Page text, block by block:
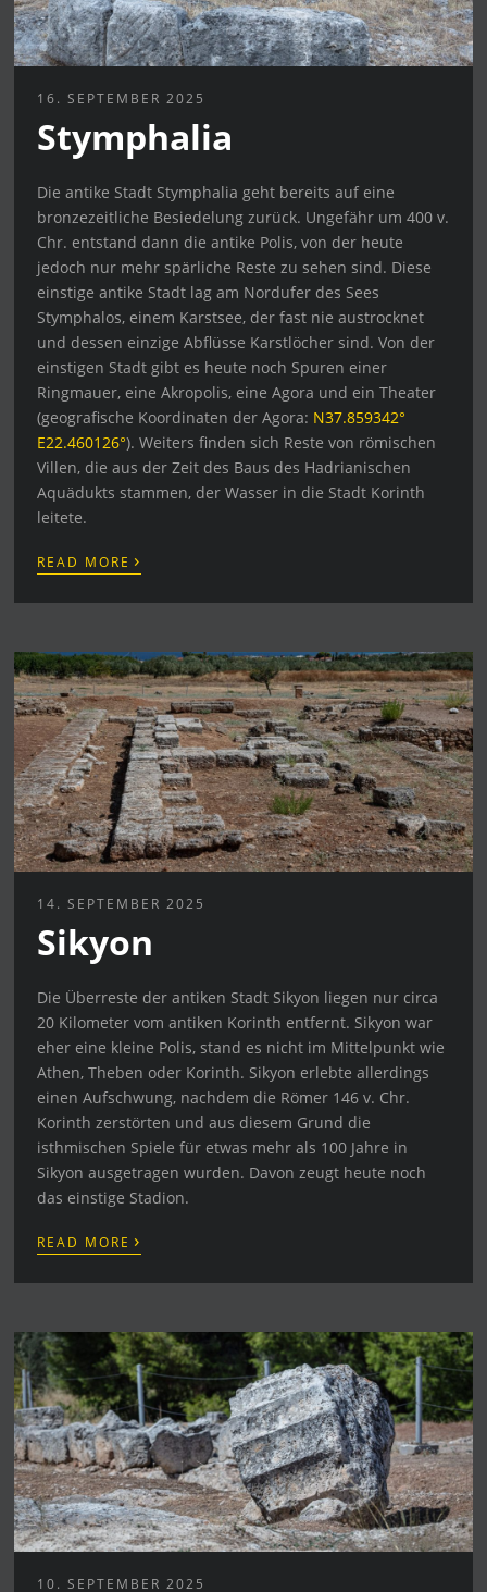
16. SEPTEMBER 2025
Stymphalia
Die antike Stadt Stymphalia geht bereits auf eine
bronzezeitliche Besiedelung zurück. Ungefähr um 400 v.
Chr. entstand dann die antike Polis, von der heute
jedoch nur mehr spärliche Reste zu sehen sind. Diese
einstige antike Stadt lag am Nordufer des Sees
Stymphalos, einem Karstsee, der fast nie austrocknet
und dessen einzige Abflüsse Karstlöcher sind. Von der
einstigen Stadt gibt es heute noch Spuren einer
Ringmauer, eine Akropolis, eine Agora und ein Theater
(geografische Koordinaten der Agora: N37.859342°
E22.460126°). Weiters finden sich Reste von römischen
Villen, die aus der Zeit des Baus des Hadrianischen
Aquädukts stammen, der Wasser in die Stadt Korinth
leitete.
READ MORE ›
14. SEPTEMBER 2025
Sikyon
Die Überreste der antiken Stadt Sikyon liegen nur circa
20 Kilometer vom antiken Korinth entfernt. Sikyon war
eher eine kleine Polis, stand es nicht im Mittelpunkt wie
Athen, Theben oder Korinth. Sikyon erlebte allerdings
einen Aufschwung, nachdem die Römer 146 v. Chr.
Korinth zerstörten und aus diesem Grund die
isthmischen Spiele für etwas mehr als 100 Jahre in
Sikyon ausgetragen wurden. Davon zeugt heute noch
das einstige Stadion.
READ MORE ›
10. SEPTEMBER 2025